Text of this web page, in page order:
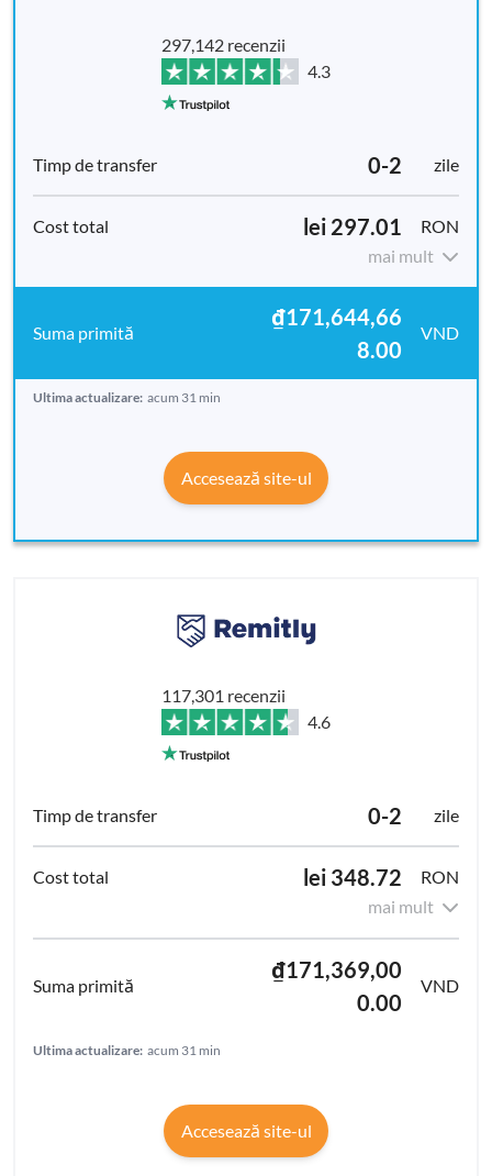
297,142 recenzii
4.3
0-2 zile
lei 297.01
RON
mai mult
₫171,644,66
8.00
VND
Ultima actualizare: acum 31 min
Accesează site-ul
117,301 recenzii
4.6
0-2 zile
lei 348.72
RON
mai mult
₫171,369,00
0.00
VND
Ultima actualizare: acum 31 min
Accesează site-ul